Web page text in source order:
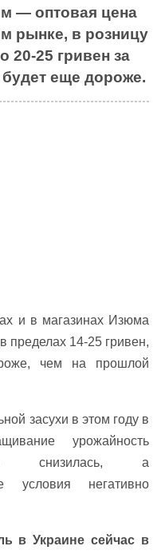
— оптовая цена
рынке, в розницу
25 гривен за
еще дороже.
и в магазинах Изюма
пределах 14-25 гривен,
чем на прошлой
засухи в этом году в
урожайность
снизилась, а
условия негативно
в Украине сейчас в